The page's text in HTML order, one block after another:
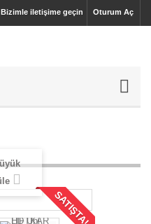
Oturum Aç
Bizimle iletişime geçin
SATIŞTA!